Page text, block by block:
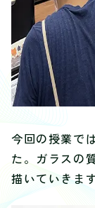
今回の授業で
た。ガラスの
描いていきます